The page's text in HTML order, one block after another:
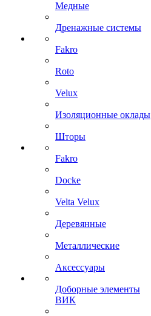
Медные
Дренажные системы
Fakro
Roto
Velux
Изоляционные оклады
Шторы
Fakro
Docke
Velta Velux
Деревянные
Металлические
Аксессуары
Доборные элементы
ВИК